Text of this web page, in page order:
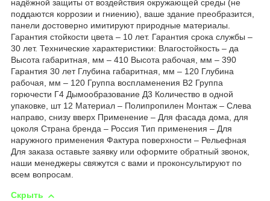
надёжной защиты от воздействия окружающей среды (не
поддаются коррозии и гниению), ваше здание преобразится,
панели достоверно имитируют природные материалы.
Гарантия стойкости цвета – 10 лет. Гарантия срока службы –
30 лет. Технические характеристики: Влагостойкость – да
Высота габаритная, мм – 410 Высота рабочая, мм – 390
Гарантия 30 лет Глубина габаритная, мм – 120 Глубина
рабочая, мм – 120 Группа воспламенения В2 Группа
горючести Г4 Дымообразование Д3 Количество в одной
упаковке, шт 12 Материал – Полипропилен Монтаж – Слева
направо, снизу вверх Применение – Для фасада дома, для
цоколя Страна бренда – Россия Тип применения – Для
наружного применения Фактура поверхности – Рельефная
Для заказа оставьте заявку или оформите обратный звонок,
наши менеджеры свяжутся с вами и проконсультируют по
всем вопросам.
Скрыть